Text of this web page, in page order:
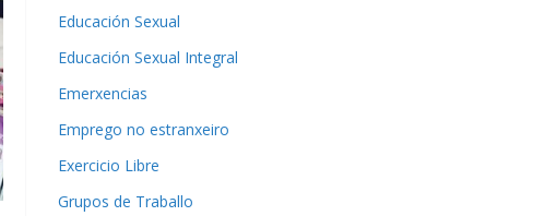
Educación Sexual
Educación Sexual Integral
Emerxencias
Emprego no estranxeiro
Exercicio Libre
Grupos de Traballo